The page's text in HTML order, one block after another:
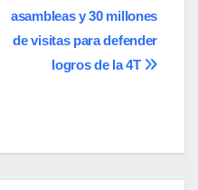
asambleas y 30 millones
de visitas para defender
logros de la 4T